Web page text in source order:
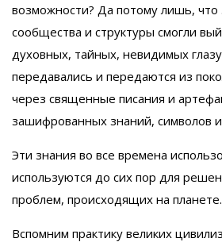
возможности? Да потому лишь, что
сообщества и структуры смогли
духовных, тайных, невидимых
передавались и передаются из
через священные писания и
зашифрованных знаний, символов
Эти знания во все времена
используются до сих пор для
проблем, происходящих на планете.
Вспомним практику великих